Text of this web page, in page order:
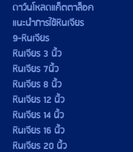
ดาว์นโหลดแค็ตตาล็อค
แนะนำการใช้หินเจียร
9-หินเจียร
หินเจียร 3 นิ้ว
หินเจียร 7นิ้ว
หินเจียร 8 นิ้ว
หินเจียร 12 นิ้ว
หินเจียร 14 นิ้ว
หินเจียร 16 นิ้ว
หินเจียร 20 นิ้ว